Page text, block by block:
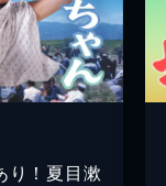
り！夏目漱